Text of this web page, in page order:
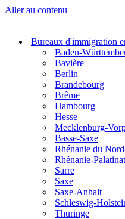
Aller au contenu
Bureaux d'immigration
Baden-
Bavière
Berlin
Brandebourg
Brême
Hambourg
Hesse
Mecklenburg-
Basse-Saxe
Rhénanie du
Rhénanie-Palatinat
Sarre
Saxe
Saxe-Anhalt
Schleswig-
Thuringe